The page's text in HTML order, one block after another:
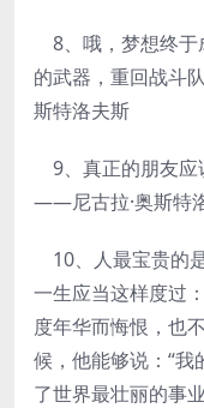
8、哦，梦想终于
的武器，重回战斗
斯特洛夫斯
9、真正的朋友应
——尼古拉·奥斯特
10、人最宝贵的
一生应当这样度过
度年华而悔恨，也
候，他能够说：“
了世界最壮丽的